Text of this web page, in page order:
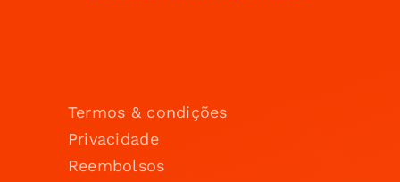
Termos & condições
Privacidade
Reembolsos